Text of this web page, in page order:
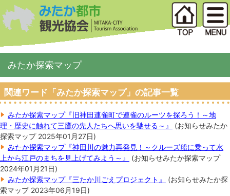
みたか探索マップ
関連ワード「みたか探索マップ」の記事一覧
みたか探索マップ『旧神田連雀町で連雀のルーツを探ろう！～地
理・歴史に触れて三鷹の先人たちへ思いを馳せる～』
(お知らせみたか
探索マップ 2025年01月27日)
みたか探索マップ『神田川の魅力再発見！～クルーズ船に乗って水
上から江戸のまちを見上げてみよう～』
(お知らせみたか探索マップ
2024年01月21日)
みたか探索マップ『三たか川ごえプロジェクト』
(お知らせみたか探
索マップ 2023年06月19日)